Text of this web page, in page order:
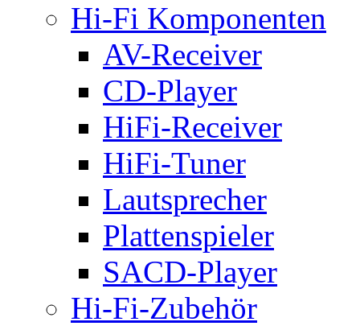
Hi-Fi Komponenten
AV-Receiver
CD-Player
HiFi-Receiver
HiFi-Tuner
Lautsprecher
Plattenspieler
SACD-Player
Hi-Fi-Zubehör